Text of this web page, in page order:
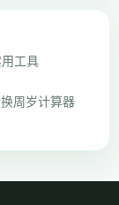
工具
周岁计算器